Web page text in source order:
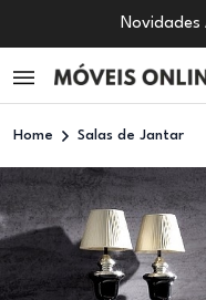
Novidades
Home Salas de Jantar